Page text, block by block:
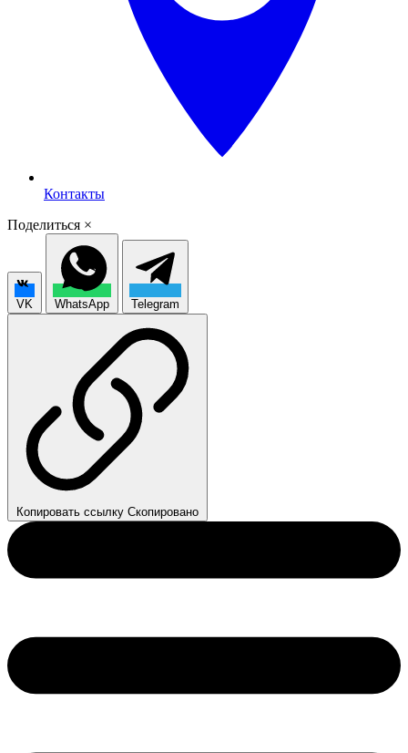
Контакты
Поделиться ×
VK WhatsApp Telegram
Копировать ссылку Скопировано